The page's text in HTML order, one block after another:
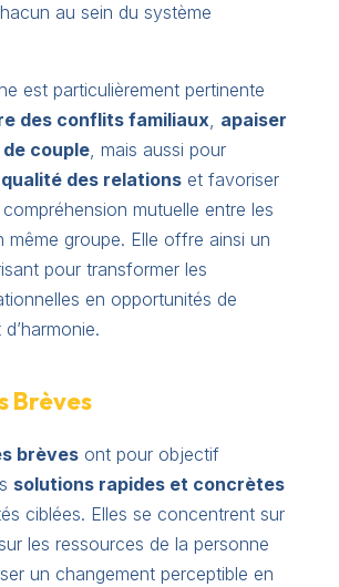
au sein du système
est particulièrement pertinente
des conflits familiaux, apaiser
couple, mais aussi pour
des relationset favoriser
mutuelle entre les
même groupe. Elle offre ainsi un
pour transformer les
en opportunités de
Brèves
brèvesont pour objectif
solutions rapides et concrètes
ciblées. Elles se concentrent sur
les ressources de la personne
un changement perceptible en